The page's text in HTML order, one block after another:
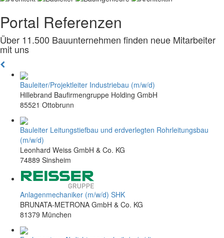
Portal Referenzen
Über 11.500 Bauunternehmen finden neue Mitarbeiter
mit uns
Bauleiter/Projektleiter Industriebau (m/w/d)
Hillebrand Baufirmengruppe Holding GmbH
85521 Ottobrunn
Bauleiter Leitungstiefbau und erdverlegten Rohrleitungsbau
(m/w/d)
Leonhard Weiss GmbH & Co. KG
74889 Sinsheim
Anlagenmechaniker (m/w/d) SHK
BRUNATA-METRONA GmbH & Co. KG
81379 München